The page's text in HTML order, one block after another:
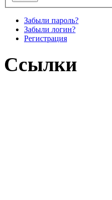
Забыли пароль?
Забыли логин?
Регистрация
Ссылки